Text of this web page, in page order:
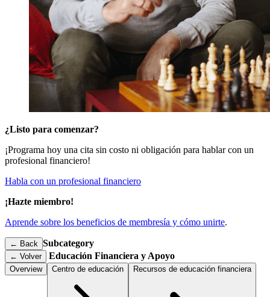
¿Listo para comenzar?
¡Programa hoy una cita sin costo ni obligación para hablar con un
profesional financiero!
Habla con un profesional financiero
¡Hazte miembro!
Aprende sobre los beneficios de membresía y cómo unirte.
← Back Subcategory
← Volver Educación Financiera y Apoyo
Overview Centro de educación Recursos de educación financiera